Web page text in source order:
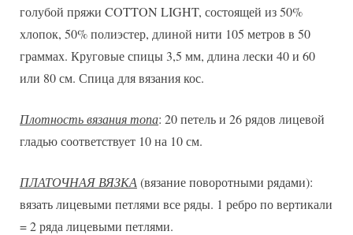
голубой пряжи COTTON LIGHT, состоящей из 50%
хлопок, 50% полиэстер, длиной нити 105 метров в 50
граммах. Круговые спицы 3,5 мм, длина лески 40 и 60
или 80 см. Спица для вязания кос.
Плотность вязания топа: 20 петель и 26 рядов лицевой
гладью соответствует 10 на 10 см.
ПЛАТОЧНАЯ ВЯЗКА (вязание поворотными рядами):
вязать лицевыми петлями все ряды. 1 ребро по вертикали
= 2 ряда лицевыми петлями.